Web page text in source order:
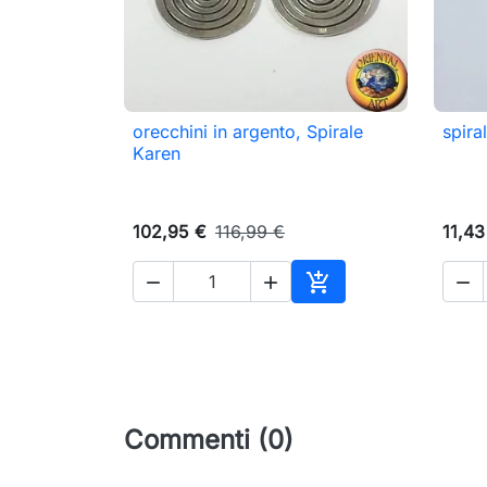
 Anteprima
orecchini in argento, Spirale
Karen
102,95 € 116,99 €
  
Aggiungi al carrello

Commenti (0)